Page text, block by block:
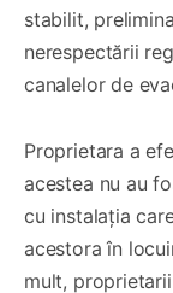
stabilit,
nerespectării
canalelor de
Proprietara a
acestea nu au
cu instalația
acestora în
mult,